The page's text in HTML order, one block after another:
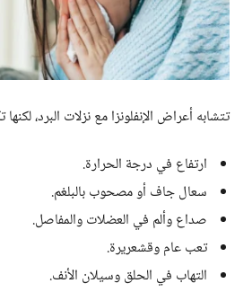
تتشابه أعراض الإنفلونزا مع نزلات البرد،
ارتفاع في درجة الحرارة.
سعال جاف أو مصحوب بالبلغم.
صداع وألم في العضلات والمفاصل.
تعب عام وقشعريرة.
التهاب في الحلق وسيلان الأنف.